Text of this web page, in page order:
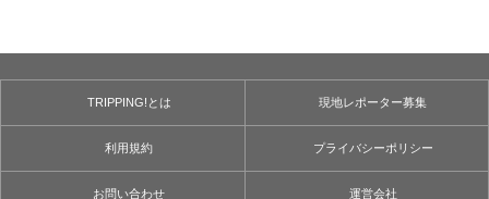
TRIPPING!とは 現地レポーター募集
利用規約 プライバシーポリシー
お問い合わせ 運営会社